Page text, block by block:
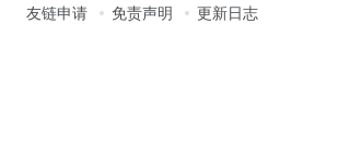
友链申请 免责声明 更新日志